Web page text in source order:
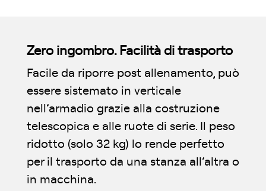
Zero ingombro. Facilità di trasporto
Facile da riporre post allenamento, può
essere sistemato in verticale
nell’armadio grazie alla costruzione
telescopica e alle ruote di serie. Il peso
ridotto (solo 32 kg) lo rende perfetto
per il trasporto da una stanza all’altra o
in macchina.